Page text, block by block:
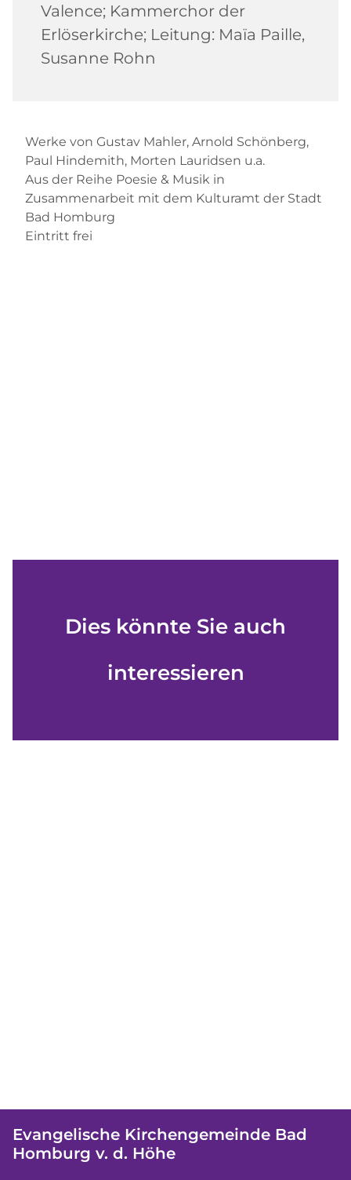
Valence; Kammerchor der
Erlöserkirche; Leitung: Maïa Paille,
Susanne Rohn
Werke von Gustav Mahler, Arnold Schönberg,
Paul Hindemith, Morten Lauridsen u.a.
Aus der Reihe Poesie & Musik in
Zusammenarbeit mit dem Kulturamt der Stadt
Bad Homburg
Eintritt frei
Dies könnte Sie auch
interessieren
Evangelische Kirchengemeinde Bad
Homburg v. d. Höhe